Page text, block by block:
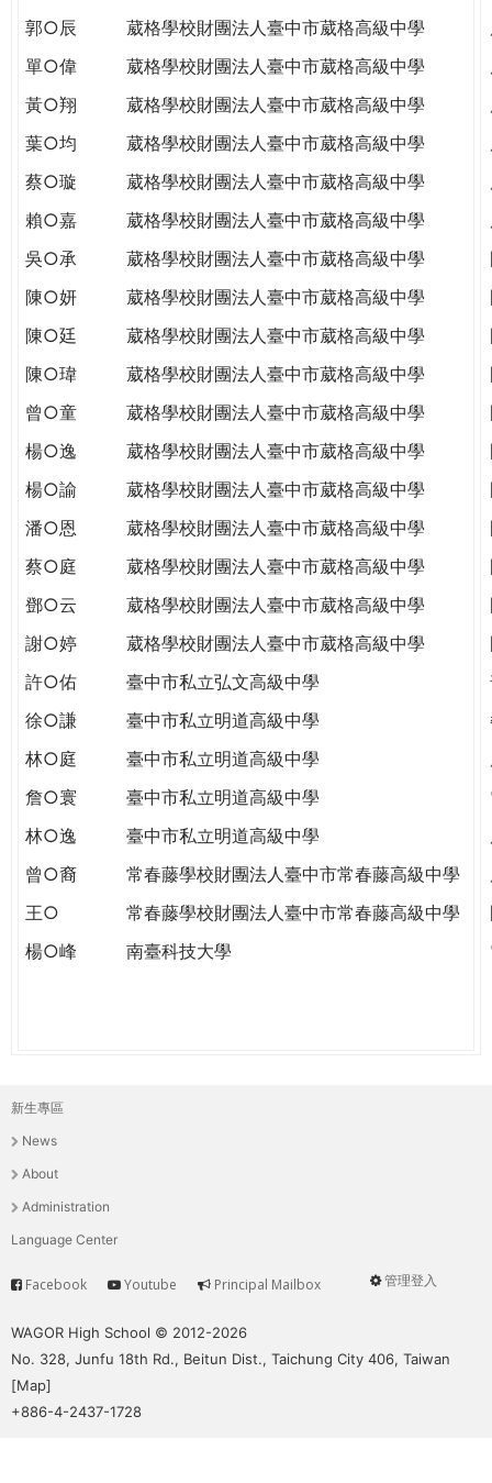
郭○辰 葳格學校財團法人臺中市葳格高級中學
單○偉
葳格學校財團法人臺中市葳格高級中學
黃○翔
葳格學校財團法人臺中市葳格高級中學
葉○均
葳格學校財團法人臺中市葳格高級中學
蔡○璇
葳格學校財團法人臺中市葳格高級中學
賴○嘉
葳格學校財團法人臺中市葳格高級中學
吳○承
葳格學校財團法人臺中市葳格高級中學
陳○妍
葳格學校財團法人臺中市葳格高級中學
陳○廷
葳格學校財團法人臺中市葳格高級中學
陳○瑋
葳格學校財團法人臺中市葳格高級中學
曾○童
葳格學校財團法人臺中市葳格高級中學
楊○逸
葳格學校財團法人臺中市葳格高級中學
楊○諭
葳格學校財團法人臺中市葳格高級中學
潘○恩
葳格學校財團法人臺中市葳格高級中學
蔡○庭
葳格學校財團法人臺中市葳格高級中學
鄧○云
葳格學校財團法人臺中市葳格高級中學
謝○婷
葳格學校財團法人臺中市葳格高級中學
許○佑
臺中市私立弘文高級中學
徐○謙
臺中市私立明道高級中學
林○庭
臺中市私立明道高級中學
詹○寰
臺中市私立明道高級中學
林○逸
臺中市私立明道高級中學
曾○裔
常春藤學校財團法人臺中市常春藤高級中學
王○
常春藤學校財團法人臺中市常春藤高級中學
楊○峰
南臺科技大學
主
選
單
新生專區
News
About
Administration
Language Center
User
管理登入
Service
Facebook Youtube Principal Mailbox
WAGOR High School © 2012-2026
No. 328, Junfu 18th Rd., Beitun Dist., Taichung City 406, Taiwan
[Map]
+886-4-2437-1728